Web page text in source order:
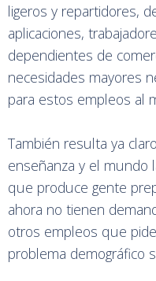
ligeros y repartidores,
aplicaciones,
dependientes de
necesidades mayores
para estos empleos al
También resulta ya
enseñanza y el mundo
que produce gente
ahora no tienen
otros empleos que
problema demográfico